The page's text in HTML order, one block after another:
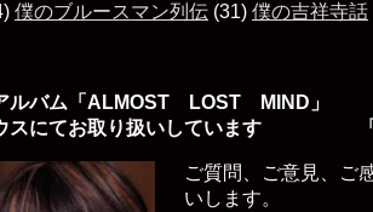
僕のブルースマン列伝 (31) 僕の吉祥寺話
ルバム「ALMOST LOST MIND」
ウスにてお取り扱いしています 「
ご質問、ご意見、ご
いします。